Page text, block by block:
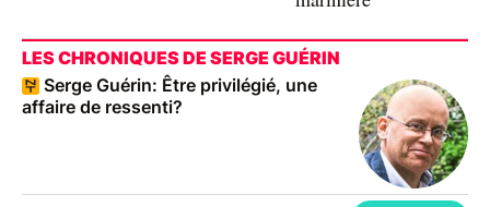
LES CHRONIQUES DE SERGE GUÉRIN
Serge Guérin: Être privilégié, une
affaire de ressenti?